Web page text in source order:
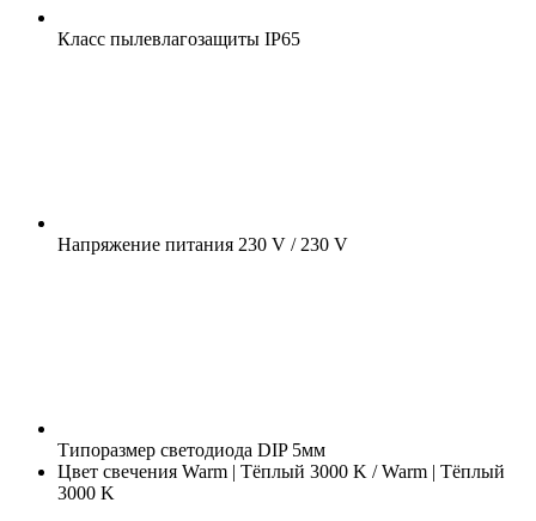
Класс пылевлагозащиты IP65
Напряжение питания 230 V / 230 V
Типоразмер светодиода DIP 5мм
Цвет свечения Warm | Тёплый 3000 K / Warm | Тёплый
3000 K